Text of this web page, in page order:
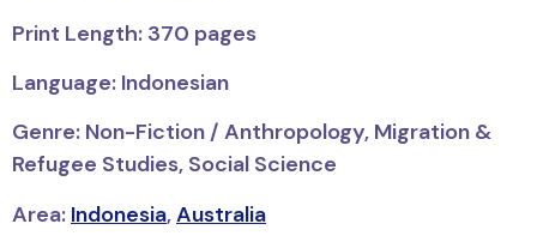
Print Length: 370 pages
Language: Indonesian
Genre: Non-Fiction / Anthropology, Migration &
Refugee Studies, Social Science
Area: Indonesia,Australia